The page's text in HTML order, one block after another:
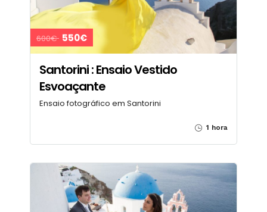
600€ 550€
Santorini : Ensaio Vestido
Esvoaçante
Ensaio fotográfico em Santorini
1 hora